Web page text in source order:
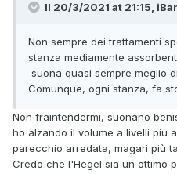
Il 20/3/2021 at 21:15,
Non sempre dei trattamenti
stanza mediamente
suona quasi sempre meglio
Comunque, ogni stanza, fa
Non fraintendermi, suonano
ho alzando il volume a livelli più
parecchio arredata, magari più
Credo che l'Hegel sia un ottimo